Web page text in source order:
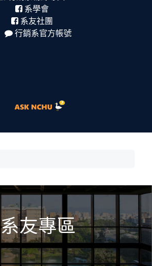
系學會
系友社團
行銷系官方帳號
系友專區